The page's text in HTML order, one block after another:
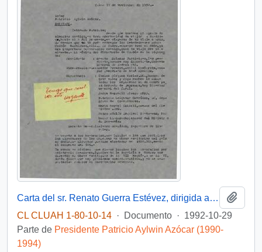
Carta del sr. Renato Guerra Estévez, dirigida al Señor Patricio Aylwin Azócar
CL CLUAH 1-80-10-14 · Documento · 1992-10-29
Parte de Presidente Patricio Aylwin Azócar (1990-
1994)